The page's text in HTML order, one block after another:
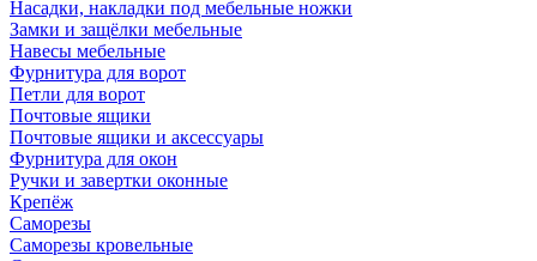
Насадки, накладки под мебельные ножки
Замки и защёлки мебельные
Навесы мебельные
Фурнитура для ворот
Петли для ворот
Почтовые ящики
Почтовые ящики и аксессуары
Фурнитура для окон
Ручки и завертки оконные
Крепёж
Саморезы
Саморезы кровельные